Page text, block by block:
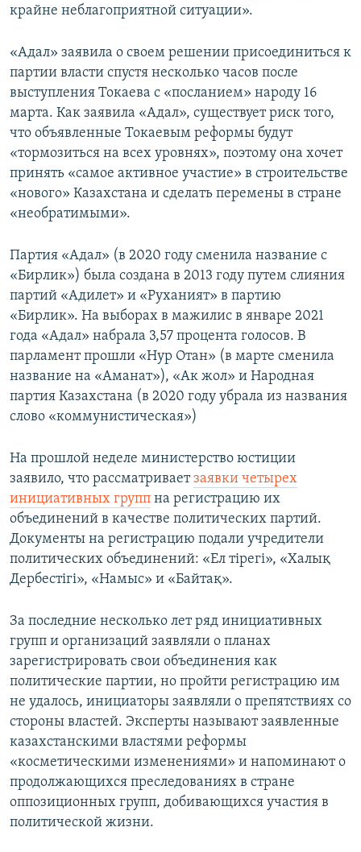
крайне неблагоприятной ситуации».
«Адал» заявила о своем решении присоединиться к
партии власти спустя несколько часов после
выступления Токаева с «посланием» народу 16
марта. Как заявила «Адал», существует риск того,
что объявленные Токаевым реформы будут
«тормозиться на всех уровнях», поэтому она хочет
принять «самое активное участие» в строительстве
«нового» Казахстана и сделать перемены в стране
«необратимыми».
Партия «Адал» (в 2020 году сменила название с
«Бирлик») была создана в 2013 году путем слияния
партий «Адилет» и «Руханият» в партию
«Бирлик». На выборах в мажилис в январе 2021
года «Адал» набрала 3,57 процента голосов. В
парламент прошли «Нур Отан» (в марте сменила
название на «Аманат»), «Ак жол» и Народная
партия Казахстана (в 2020 году убрала из названия
слово «коммунистическая»)
На прошлой неделе министерство юстиции
заявило, что рассматриваетзаявки четырех
инициативных групп на регистрацию их
объединений в качестве политических партий.
Документы на регистрацию подали учредители
политических объединений: «Ел тірегі», «Халық
Дербестігі», «Намыс» и «Байтақ».
За последние несколько лет ряд инициативных
групп и организаций заявляли о планах
зарегистрировать свои объединения как
политические партии, но пройти регистрацию им
не удалось, инициаторы заявляли о препятствиях со
стороны властей. Эксперты называют заявленные
казахстанскими властями реформы
«косметическими изменениями» и напоминают о
продолжающихся преследованиях в стране
оппозиционных групп, добивающихся участия в
политической жизни.